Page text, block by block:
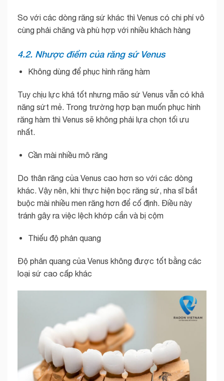
So với các dòng răng sứ khác thì Venus có chi phí vô
cùng phải chăng và phù hợp với nhiều khách hàng
4.2. Nhược điểm của răng sứ Venus
Không dùng để phục hình răng hàm
Tuy chịu lực khá tốt nhưng mão sứ Venus vẫn có khả
năng sứt mẻ. Trong trường hợp bạn muốn phục hình
răng hàm thì Venus sẽ không phải lựa chọn tối ưu
nhất.
Cần mài nhiều mô răng
Do thân răng của Venus cao hơn so với các dòng
khác. Vậy nên, khi thực hiện bọc răng sứ, nha sĩ bắt
buộc mài nhiều men răng hơn để cố định. Điều này
tránh gây ra việc lệch khớp cắn và bị cộm
Thiếu độ phản quang
Độ phản quang của Venus không được tốt bằng các
loại sứ cao cấp khác